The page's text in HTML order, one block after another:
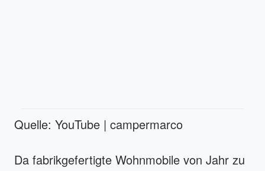
Quelle: YouTube | campermarco
Da fabrikgefertigte Wohnmobile von Jahr zu